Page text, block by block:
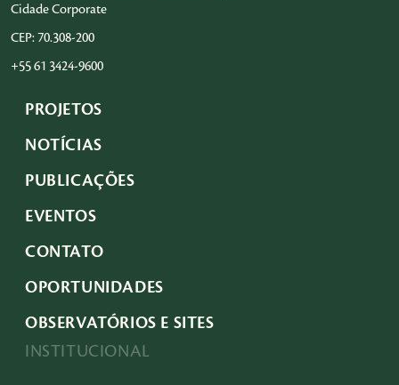
Cidade Corporate
CEP: 70.308-200
+55 61 3424-9600
PROJETOS
NOTÍCIAS
PUBLICAÇÕES
EVENTOS
CONTATO
OPORTUNIDADES
OBSERVATÓRIOS E SITES
INSTITUCIONAL